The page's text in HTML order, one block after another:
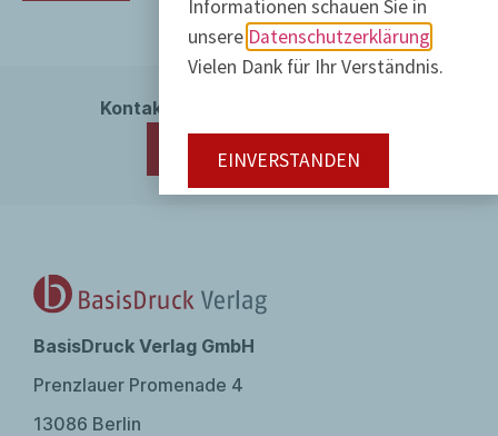
Kontakt / Bestellungen / Hinweise
030 473 083 60
BasisDruck Verlag GmbH
Prenzlauer Promenade 4
13086 Berlin
Informationen schauen Sie in
unsere Datenschutzerklärung
Vielen Dank für Ihr Verständnis.
EINVERSTANDEN